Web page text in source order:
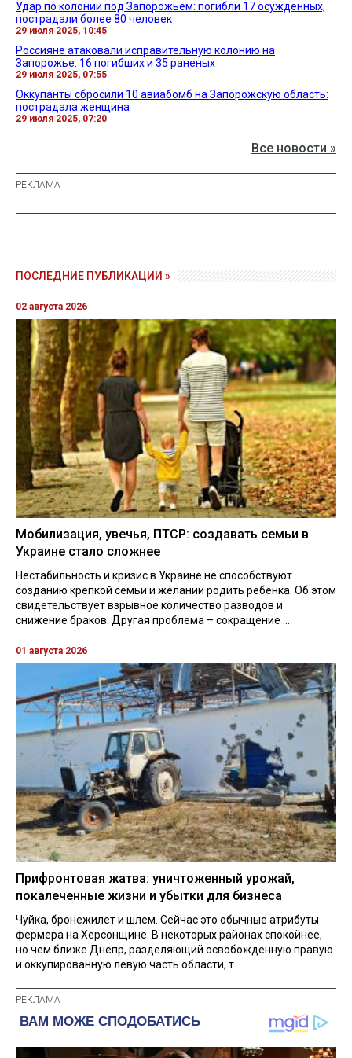
Удар по колонии под Запорожьем: погибли 17 осужденных,
пострадали более 80 человек
29 июля 2025, 10:45
Россияне атаковали исправительную колонию на
Запорожье: 16 погибших и 35 раненых
29 июля 2025, 07:55
Оккупанты сбросили 10 авиабомб на Запорожскую область:
пострадала женщина
29 июля 2025, 07:20
Все новости »
ПОСЛЕДНИЕ ПУБЛИКАЦИИ »
02 августа 2026
Мобилизация, увечья, ПТСР: создавать семьи в
Украине стало сложнее
Нестабильность и кризис в Украине не способствуют
созданию крепкой семьи и желании родить ребенка. Об этом
свидетельствует взрывное количество разводов и
снижение браков. Другая проблема – сокращение ...
01 августа 2026
Прифронтовая жатва: уничтоженный урожай,
покалеченные жизни и убытки для бизнеса
Чуйка, бронежилет и шлем. Сейчас это обычные атрибуты
фермера на Херсонщине. В некоторых районах спокойнее,
но чем ближе Днепр, разделяющий освобожденную правую
и оккупированную левую часть области, т...